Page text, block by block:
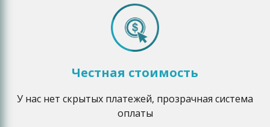
Честная стоимость
У нас нет скрытых платежей, прозрачная система
оплаты